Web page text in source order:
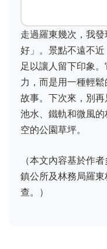
走過羅東幾次，我
好」。景點不遠不近
足以讓人留下印象
力，而是用一種輕
故事。下次來，別
池水、鐵軌和微風
空的公園草坪。
（本文內容基於作
鎮公所及林務局羅
查。）